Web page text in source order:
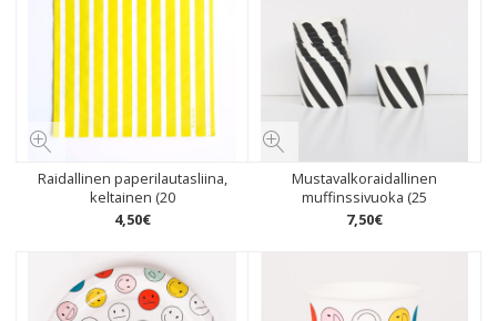
Raidallinen paperilautasliina,
keltainen (20
4,50€
Mustavalkoraidallinen
muffinssivuoka (25
7,50€